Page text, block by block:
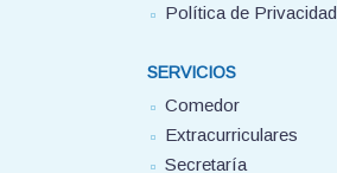
Política de Privacidad
SERVICIOS
Comedor
Extracurriculares
Secretaría